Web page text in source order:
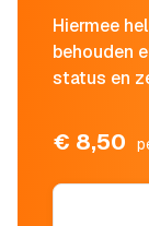
Hiermee
behouden
status en
€ 8,50